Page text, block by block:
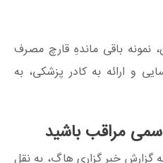
نمونه باقی ماندهِ قارچ مصرف
و ارائه به کادر پزشکی، به
مراقب باشید
گزارش خبر گزاری هاگ، به نقل